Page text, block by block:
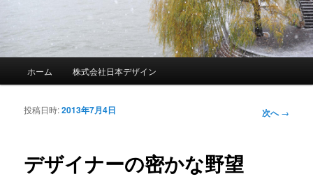
メインコンテンツへ移動
サブコンテンツへ移動
ホーム 株式会社日本デザイン
投稿ナビ
次へ→
デザイナーの密かな野望
投稿日時:2013年7月4日